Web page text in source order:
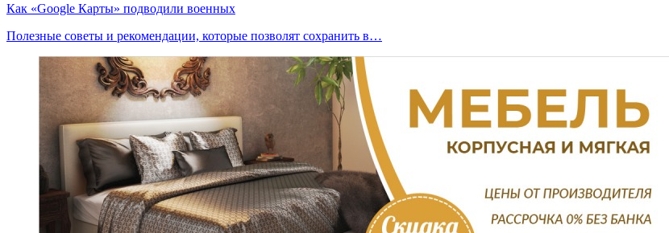
Как «Google Карты» подводили военных
Полезные советы и рекомендации, которые позволят сохранить в…